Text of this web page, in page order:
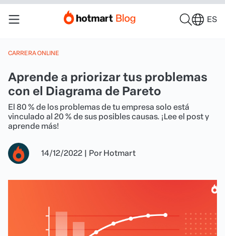
ES
CARRERA ONLINE
Aprende a priorizar tus problemas
con el Diagrama de Pareto
El 80 % de los problemas de tu empresa solo está
vinculado al 20 % de sus posibles causas. ¡Lee el post y
aprende más!
14/12/2022 | Por Hotmart